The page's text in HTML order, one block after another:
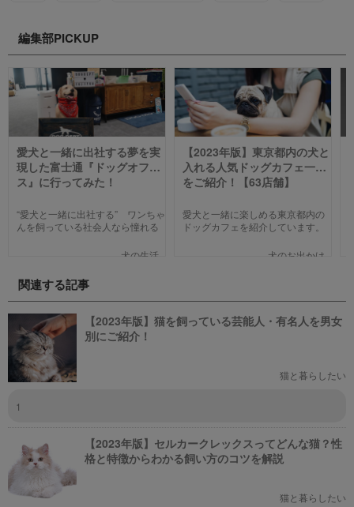
編集部PICKUP
愛犬と一緒に出社する夢を実
現した富士通『ドッグオフィ
ス』に行ってみた！
“愛犬と一緒に出社する” ワンちゃ
んを飼っている社会人なら憧れる
そんな夢のような取り組みを富士
いました。富士通が愛犬家のため
にどんな取り組みをしているのか
新たに設立された【ドッグオフィ
ス】を取材してきました！
犬の生活
【2023年版】東京都内の犬と
入れる人気ドッグカフェ一覧
をご紹介！【63店舗】
愛犬と一緒に楽しめる東京都内の
ドッグカフェを紹介しています。
のついでに立ち寄るのにピッタリ
ましょう！
犬のお出かけ
関連する記事
【2023年版】猫を飼っている芸能人・有名人を男女
別にご紹介！
猫と暮らしたい
1
【2023年版】セルカークレックスってどんな猫？性
格と特徴からわかる飼い方のコツを解説
猫と暮らしたい